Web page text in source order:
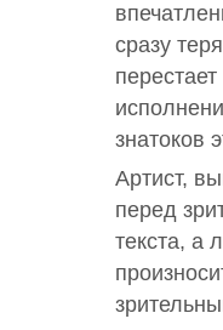
сразу
знатоков
Артист,
перед
текста, а